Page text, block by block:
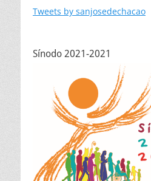
Tweets by sanjosedechacao
Sínodo 2021-2021